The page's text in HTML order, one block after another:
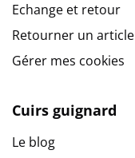
Echange et retour
Retourner un article
Gérer mes cookies
Cuirs guignard
Le blog